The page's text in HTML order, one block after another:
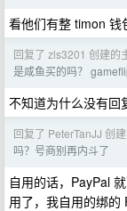
看他们有整 timon 钱
回复了 zls3201 创建的
是咸鱼买的吗？
不知道为什么没有回
回复了 PeterTanJJ 创
吗？号商别再内斗了
自用的话，PayPal
用了，我自用的绑的